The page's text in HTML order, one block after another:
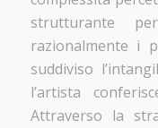
strutturante
razionalmente i
suddiviso
l’artista
Attraverso la